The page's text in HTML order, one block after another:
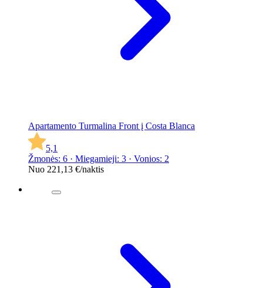
Apartamento Turmalina Front į Costa Blanca
5,1
Žmonės: 6 · Miegamieji: 3 · Vonios: 2
Nuo 221,13 €/naktis